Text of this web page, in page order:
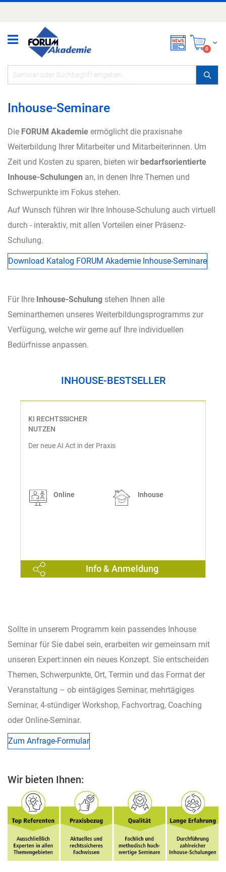
0items
Inhouse-Seminare
Die FORUM Akademie ermöglicht die praxisnahe
Weiterbildung Ihrer Mitarbeiter und Mitarbeiterinnen. Um
Zeit und Kosten zu sparen, bieten wir bedarfsorientierte
Inhouse-Schulungen an, in denen Ihre Themen und
Schwerpunkte im Fokus stehen.
Auf Wunsch führen wir Ihre Inhouse-Schulung auch virtuell
durch - interaktiv, mit allen Vorteilen einer Präsenz-
Schulung.
Download Katalog FORUM Akademie Inhouse-Seminare
Für Ihre Inhouse-Schulung stehen Ihnen alle
Seminarthemen unseres Weiterbildungsprogramms zur
Verfügung, welche wir gerne auf Ihre individuellen
Bedürfnisse anpassen.
INHOUSE-BESTSELLER
KI RECHTSSICHER
NUTZEN
Der neue AI Act in der Praxis
Online Inhouse
Info & Anmeldung
Sollte in unserem Programm kein passendes Inhouse
Seminar für Sie dabei sein, erarbeiten wir gemeinsam mit
unseren Expert:innen ein neues Konzept. Sie entscheiden
Themen, Schwerpunkte, Ort, Termin und das Format der
Veranstaltung – ob eintägiges Seminar, mehrtägiges
Seminar, 4-stündiger Workshop, Fachvortrag, Coaching
oder Online-Seminar.
Zum Anfrage-Formular
Wir bieten Ihnen: